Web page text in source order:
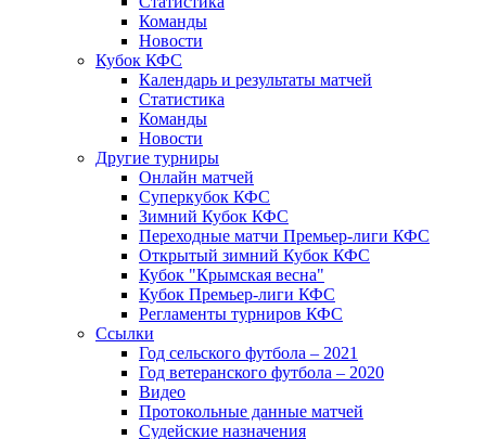
Команды
Новости
Кубок КФС
Календарь и результаты матчей
Статистика
Команды
Новости
Другие турниры
Онлайн матчей
Суперкубок КФС
Зимний Кубок КФС
Переходные матчи Премьер-лиги КФС
Открытый зимний Кубок КФС
Кубок "Крымская весна"
Кубок Премьер-лиги КФС
Регламенты турниров КФС
Ссылки
Год сельского футбола – 2021
Год ветеранского футбола – 2020
Видео
Протокольные данные матчей
Судейские назначения